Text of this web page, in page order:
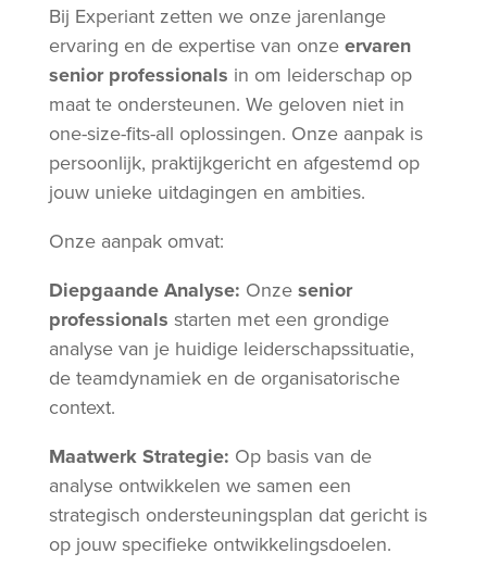
Bij Experiant zetten we onze jarenlange
ervaring en de expertise van onzeervaren
senior professionals in om leiderschap op
maat te ondersteunen. We geloven niet in
one-size-fits-all oplossingen. Onze aanpak is
persoonlijk, praktijkgericht en afgestemd op
jouw unieke uitdagingen en ambities.
Onze aanpak omvat:
Diepgaande Analyse: Onzesenior
professionals starten met een grondige
analyse van je huidige leiderschapssituatie,
de teamdynamiek en de organisatorische
context.
Maatwerk Strategie: Op basis van de
analyse ontwikkelen we samen een
strategisch ondersteuningsplan dat gericht is
op jouw specifieke ontwikkelingsdoelen.